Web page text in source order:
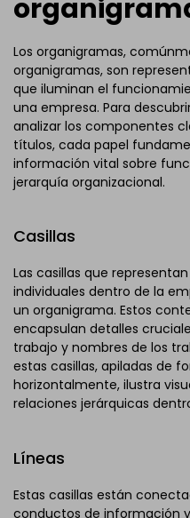
Los organigramas,
organigramas, son
que iluminan el
una empresa. Para
analizar los componentes
títulos, cada papel
información vital sobre
jerarquía organizacional.
Casillas
Las casillas que
individuales dentro de la
un organigrama. Estos
encapsulan detalles
trabajo y nombres de los
estas casillas, apiladas de
horizontalmente, ilustra
relaciones jerárquicas
Líneas
Estas casillas están
conductos de información